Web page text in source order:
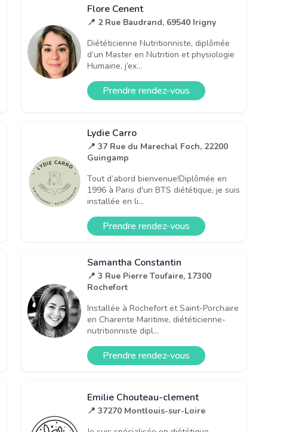
Flore Cenent
📍 2 Rue Baudrand, 69540 Irigny
Diététicienne Nutritionniste, diplômée
d’un Master en Nutrition et physiologie
Humaine, j’ex...
Prendre rendez-vous
Lydie Carro
📍 37 Rue du Marechal Foch, 22200
Guingamp
Tout d’abord bienvenue!Diplômée en
1996 à Paris d'un BTS diététique, je suis
installée en li...
Prendre rendez-vous
Samantha Constantin
📍 3 Rue Pierre Toufaire, 17300
Rochefort
Installée à Rochefort et Saint-Porchaire
en Charente Maritime, diététicienne-
nutritionniste dipl...
Prendre rendez-vous
Emilie Chouteau-clement
📍 37270 Montlouis-sur-Loire